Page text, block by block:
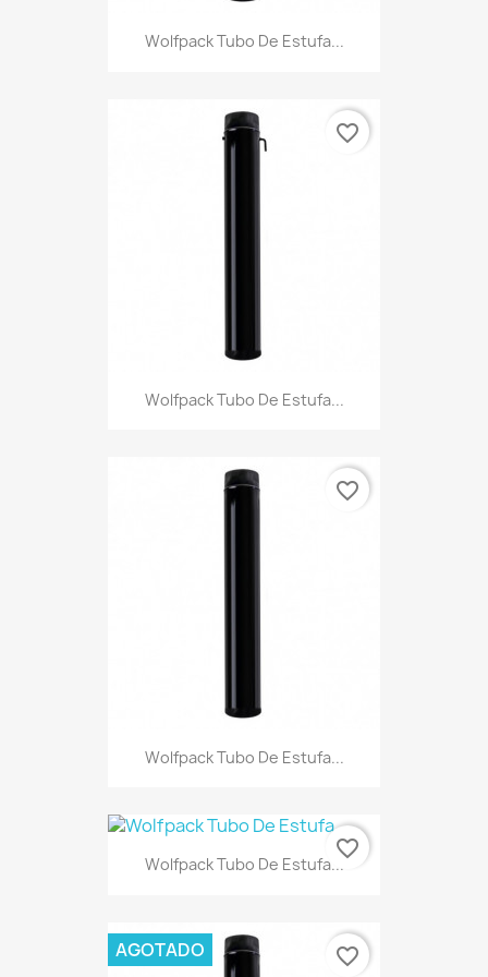
Wolfpack Tubo De Estufa...
Wolfpack Tubo De Estufa...
favorite_border
Wolfpack Tubo De Estufa...
favorite_border
Wolfpack Tubo De Estufa...
favorite_border
AGOTADO favorite_border